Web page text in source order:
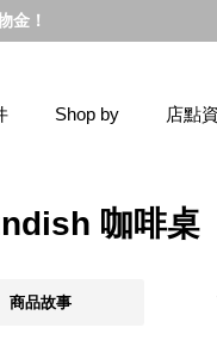
金！
Shop by 店點
咖啡桌
商品故事